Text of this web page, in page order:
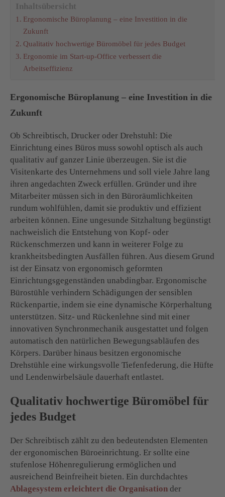
Inhaltsübersicht
Ergonomische Büroplanung – eine Investition in die
Zukunft
Qualitativ hochwertige Büromöbel für jedes Budget
Ergonomie im Start-up-Office verbessert die
Arbeitseffizienz
Ergonomische Büroplanung – eine Investition in die
Zukunft
Ob Schreibtisch, Drucker oder Drehstuhl: Die
Einrichtung eines Büros muss sowohl optisch als auch
qualitativ auf ganzer Linie überzeugen. Sie ist die
Visitenkarte des Unternehmens und soll viele Jahre lang
ihren angedachten Zweck erfüllen. Gründer und ihre
Mitarbeiter müssen sich in den Büroräumlichkeiten
rundum wohlfühlen, damit sie produktiv und effizient
arbeiten können. Eine ungesunde Sitzhaltung begünstigt
nachweislich die Entstehung von Kopf- oder
Rückenschmerzen und kann in weiterer Folge zu
krankheitsbedingten Ausfällen führen. Aus diesem Grund
ist der Einsatz von ergonomisch geformten
Einrichtungsgegenständen unabdingbar. Ergonomische
Bürostühle verhindern Schädigungen der sensiblen
Rückenpartie, indem sie eine dynamische Körperhaltung
unterstützen. Sitz- und Rückenlehne sind mit einer
innovativen Synchronmechanik ausgestattet und folgen
automatisch den natürlichen Bewegungsabläufen des
Körpers. Darüber hinaus besitzen ergonomische
Drehstühle eine wirkungsvolle Tiefenfederung, die Hüfte
und Lendenwirbelsäule dauerhaft entlastet.
Qualitativ hochwertige Büromöbel für
jedes Budget
Der Schreibtisch zählt zu den bedeutendsten Elementen
der ergonomischen Büroeinrichtung. Er sollte eine
stufenlose Höhenregulierung ermöglichen und
ausreichend Beinfreiheit bieten. Ein durchdachtes
Ablagesystem erleichtert die Organisation der